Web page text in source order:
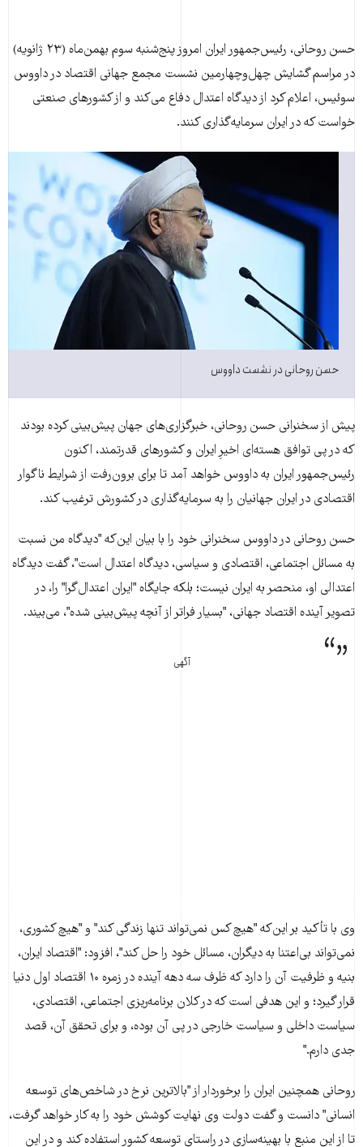
حسن روحانی، رئيس‌جمهور ايران امروز پنج‌شنبه سوم بهمن‌ماه (۲۳ ژانويه)
در مراسم گشايش چهل‌وچهارمين نشست مجمع جهانی اقتصاد در داووس
سوئيس، اعلام کرد از ديدگاه اعتدال دفاع می‌کند و از کشورهای صنعتی
خواست که در ايران سرمايه‌گذاری کنند.
حسن روحانی در نشست داووس
پيش از سخنرانی حسن روحانی، خبرگزاری‌های جهان پيش‌بينی کرده بودند
که در پی توافق هسته‌ای اخيرِ ايران و کشورهای قدرتمند، اکنون
رئيس‌جمهور ايران به داووس خواهد آمد تا برای برون‌رفت از شرايط ناگوار
اقتصادی در ايران جهانيان را به سرمايه‌گذاری در کشورش ترغيب کند.
حسن روحانی در داووس سخنرانی خود را با بيان اين‌که "ديدگاه من نسبت
به مسائل اجتماعی، اقتصادی و سياسی، ديدگاه اعتدال است"، گفت ديدگاه
اعتدالی او، منحصر به ايران نيست؛ بلکه جايگاه "ايران اعتدال‌گرا" را، در
تصوير آينده اقتصاد جهانی، "بسيار فراتر از آنچه پيش‌بينی شده"، می‌بيند.
آگهی
وی با تأکيد بر اين‌که "هيچ کس نمی‌تواند تنها زندگی کند" و "هيچ کشوری،
نمی‌تواند بی‌اعتنا به ديگران، مسائل خود را حل کند"، افزود: "اقتصاد ايران،
بنيه و ظرفيت آن را دارد که ظرف سه دهه آينده در زمره ۱۰ اقتصاد اول دنيا
قرار گيرد؛ و اين هدفی است که در کلان برنامه‌ريزی اجتماعی، اقتصادی،
سياست داخلی و سياست خارجی در پی آن بوده، و برای تحقق آن، قصد
جدی دارم."
روحانی همچنين ايران را برخوردار از "بالاترين نرخ در شاخص‌های توسعه
انسانی" دانست و گفت دولت وی نهايت کوشش خود را به کار خواهد گرفت،
تا از اين منبع با بهينه‌سازی در راستای توسعه کشور استفاده کند و در اين